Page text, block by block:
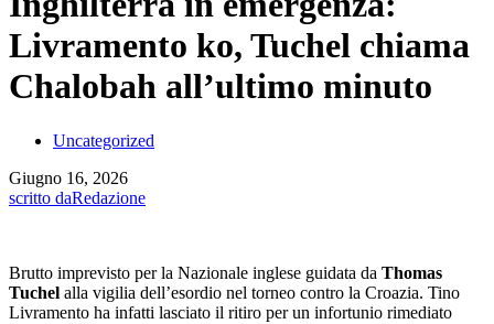
Livramento ko, Tuchel chiama
Chalobah all’ultimo minuto
Uncategorized
Giugno 16, 2026
scritto daRedazione
Brutto imprevisto per la Nazionale inglese guidata da Thomas
Tuchel alla vigilia dell’esordio nel torneo contro la Croazia. Tino
Livramento ha infatti lasciato il ritiro per un infortunio rimediato